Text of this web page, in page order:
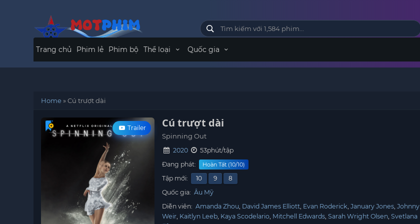
Trang chủ Phim lẻ Phim bộ Thể loại Quốc gia
Home»Cú trượt dài
Trailer Cú trượt dài
Spinning Out
2020
53phút/tập
Đang phát:
Hoàn Tất (10/10)
Tập mới: 10 9
8
Quốc gia: Âu Mỹ
Diễn viên: Amanda Zhou David James Elliott Evan Roderick January Jones Johnny
Weir Kaitlyn Leeb Kaya Scodelario Mitchell Edwards Sarah Wright Olsen Svetlana